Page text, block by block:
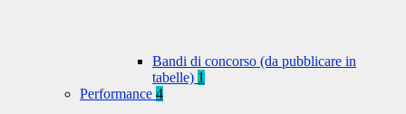
Bandi di concorso (da pubblicare in
tabelle) 1
Performance 4